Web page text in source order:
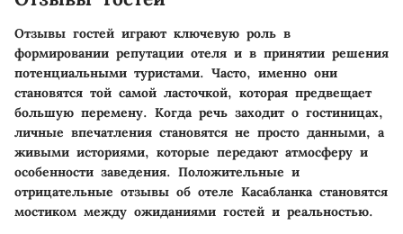
Отзывы гостей играют ключевую роль в
формировании репутации отеля и в принятии решения
потенциальными туристами. Часто, именно они
становятся той самой ласточкой, которая предвещает
большую перемену. Когда речь заходит о гостиницах,
личные впечатления становятся не просто данными, а
живыми историями, которые передают атмосферу и
особенности заведения. Положительные и
отрицательные отзывы об отеле Касабланка становятся
мостиком между ожиданиями гостей и реальностью.